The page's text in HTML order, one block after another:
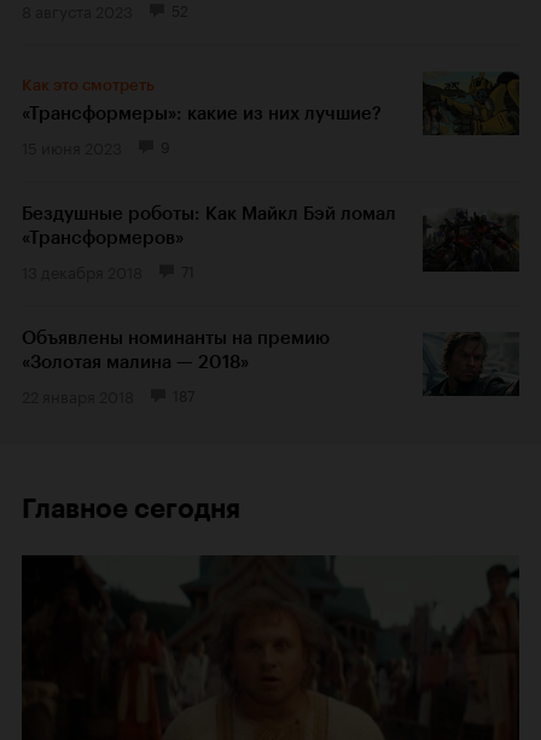
Как это смотреть
«Трансформеры»: какие из них лучшие?
Бездушные роботы: Как Майкл Бэй ломал
«Трансформеров»
Объявлены номинанты на премию
«Золотая малина — 2018»
Главное сегодня